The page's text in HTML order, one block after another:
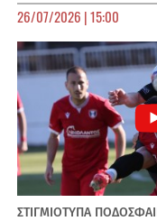
26/07/2026 | 15:00
ΣΤΙΓΜΙΟΤΥΠΑ